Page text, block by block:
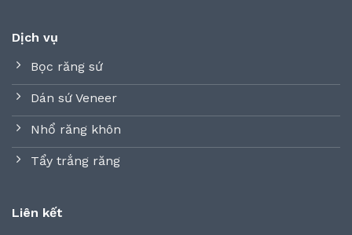
Dịch vụ
Bọc răng sứ
Dán sứ Veneer
Nhổ răng khôn
Tẩy trắng răng
Liên kết